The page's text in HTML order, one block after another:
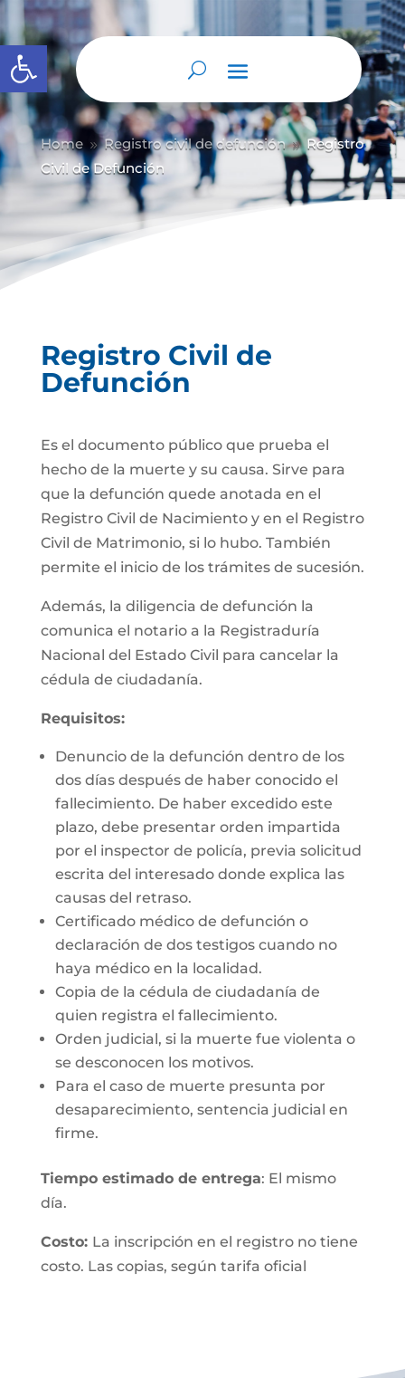
Abrir barra de herramientas
Home 9 Registro civil de defunción 9 Registro
Civil de Defunción
Registro Civil de
Defunción
Es el documento público que prueba el
hecho de la muerte y su causa. Sirve para
que la defunción quede anotada en el
Registro Civil de Nacimiento y en el Registro
Civil de Matrimonio, si lo hubo. También
permite el inicio de los trámites de sucesión.
Además, la diligencia de defunción la
comunica el notario a la Registraduría
Nacional del Estado Civil para cancelar la
cédula de ciudadanía.
Requisitos:
Denuncio de la defunción dentro de los
dos días después de haber conocido el
fallecimiento. De haber excedido este
plazo, debe presentar orden impartida
por el inspector de policía, previa solicitud
escrita del interesado donde explica las
causas del retraso.
Certificado médico de defunción o
declaración de dos testigos cuando no
haya médico en la localidad.
Copia de la cédula de ciudadanía de
quien registra el fallecimiento.
Orden judicial, si la muerte fue violenta o
se desconocen los motivos.
Para el caso de muerte presunta por
desaparecimiento, sentencia judicial en
firme.
Tiempo estimado de entrega: El mismo
día.
Costo: La inscripción en el registro no tiene
costo. Las copias, según tarifa oficial